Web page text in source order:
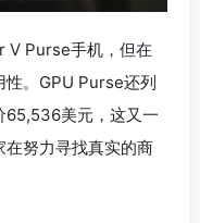
V Purse手机，但在
。GPU Purse还列
65,536美元，这又一
在努力寻找真实的商